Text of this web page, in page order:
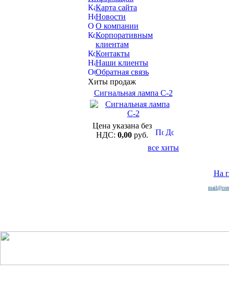
Карта сайта
Новости
О компании
Корпоративным
клиентам
Контакты
Наши клиенты
Обратная связь
Хиты продаж
Сигнальная лампа С-2
Цена указана без
НДС: 0,00 руб.
все хиты
На